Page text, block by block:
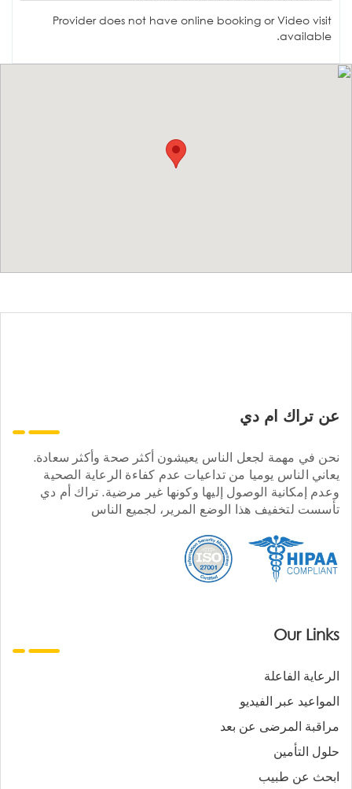
Provider does not have online booking or Video visit
available.
عن تراك ام دي
نحن في مهمة لجعل الناس يعيشون أكثر صحة وأكثر سعادة.
يعاني الناس يوميا من تداعيات عدم كفاءة الرعاية الصحية
وعدم إمكانية الوصول إليها وكونها غير مرضية. تراك أم دي
تأسست لتخفيف هذا الوضع المرير، لجميع الناس
Our Links
الرعاية الفاعلة
المواعيد عبر الفيديو
مراقبة المرضى عن بعد
حلول التأمين
ابحث عن طبيب